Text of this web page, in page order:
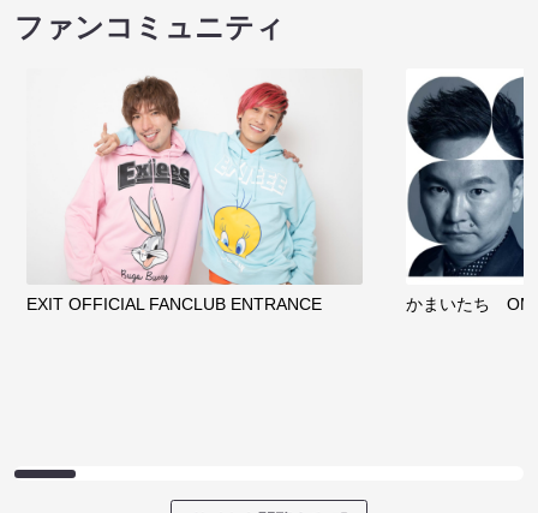
ファンコミュニティ
EXIT OFFICIAL FANCLUB ENTRANCE かまいたち